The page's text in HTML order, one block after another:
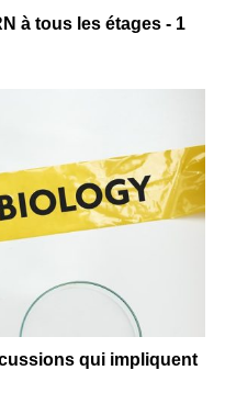
à tous les étages - 1
qui impliquent